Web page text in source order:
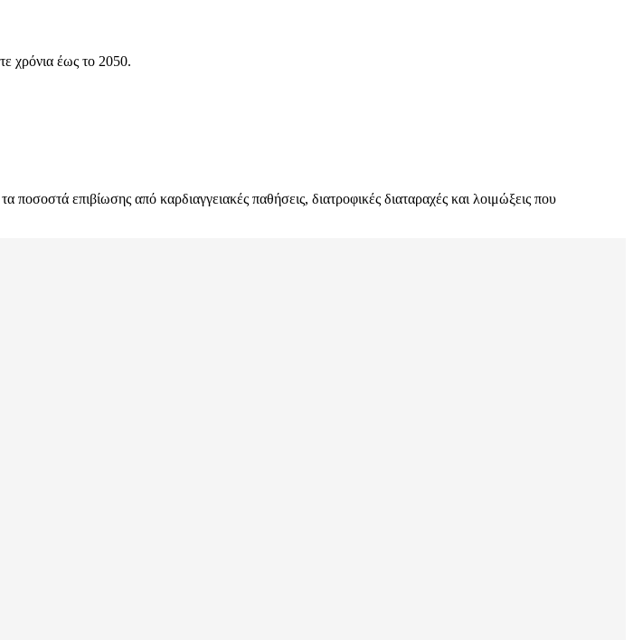
χρόνια έως το 2050.
επιβίωσης από καρδιαγγειακές παθήσεις, διατροφικές διαταραχές και λοιμώξεις που